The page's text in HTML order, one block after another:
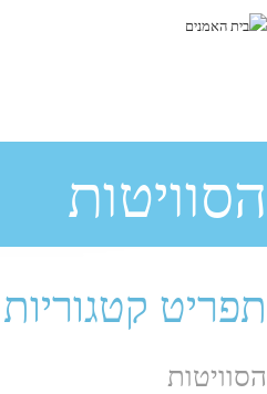
הסוויטות
תפריט קטגוריות
הסוויטות